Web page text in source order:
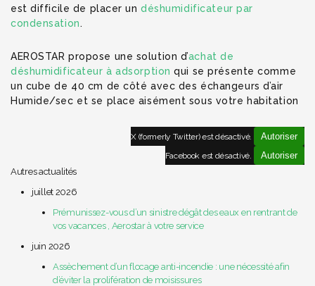
est difficile de placer undéshumidificateur par
condensation.
AEROSTAR propose une solution d’achat de
déshumidificateur à adsorption qui se présente comme
un cube de 40 cm de côté avec des échangeurs d’air
Humide/sec et se place aisément sous votre habitation
X (formerly Twitter) est désactivé. Autoriser
Facebook est désactivé.
Autoriser
Autres actualités
juillet 2026
Prémunissez-vous d’un sinistre dégât des eaux en rentrant de
vos vacances , Aerostar à votre service
juin 2026
Assèchement d’un flocage anti-incendie : une nécessité afin
d’éviter la prolifération de moisissures